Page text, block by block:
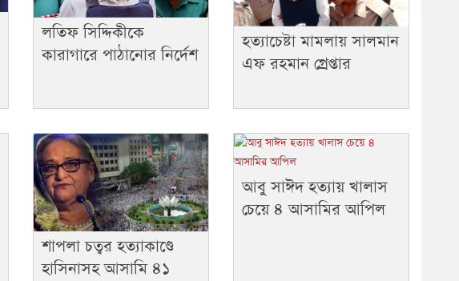
লতিফ সিদ্দিকীকে
কারাগারে পাঠানোর নির্দেশ
হত্যাচেষ্টা মামলায় সালমান
এফ রহমান গ্রেপ্তার
শাপলা চত্বর হত্যাকাণ্ডে
হাসিনাসহ আসামি ৪১
আবু সাঈদ হত্যায় খালাস
চেয়ে ৪ আসামির আপিল